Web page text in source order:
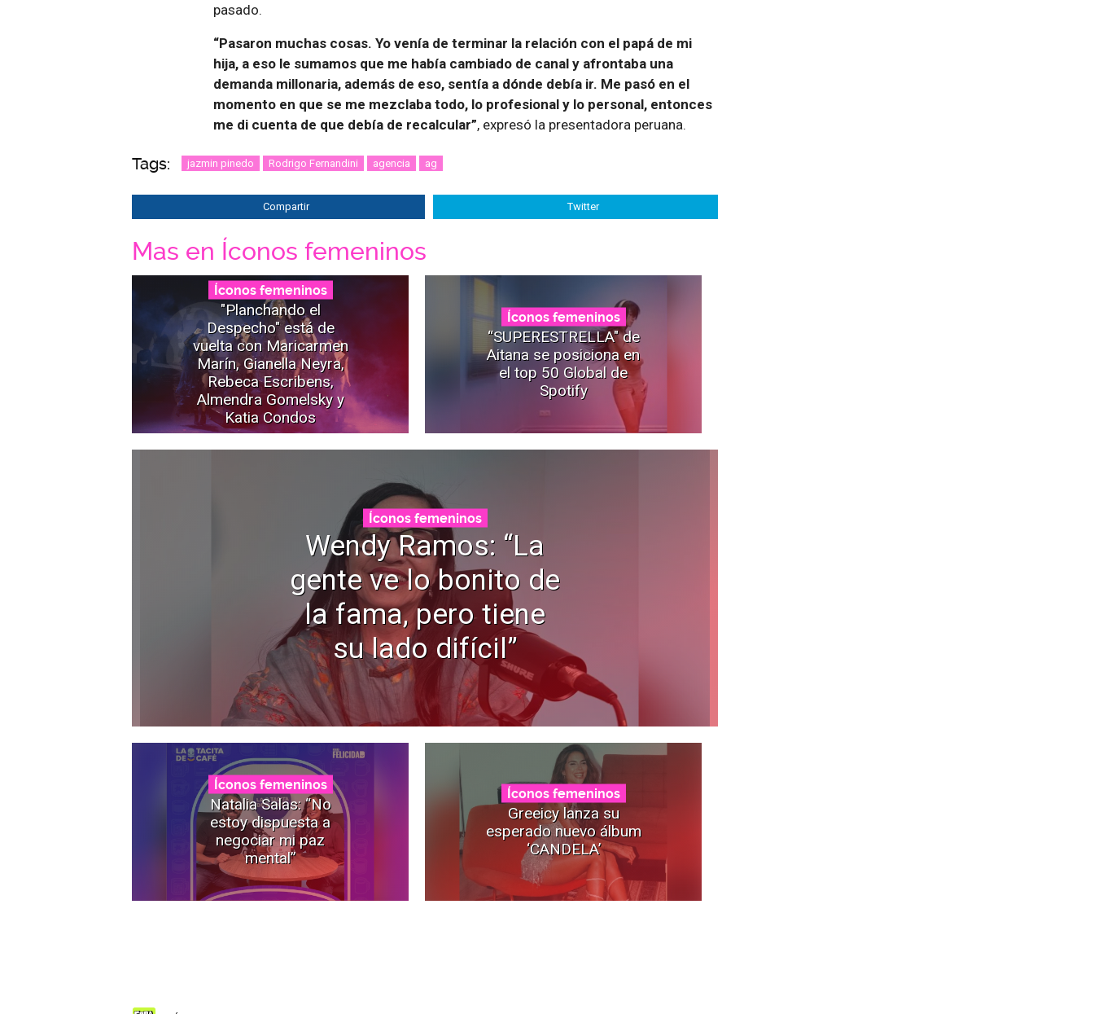
pasado.
“Pasaron muchas cosas. Yo venía de terminar la relación con el papá de mi
hija, a eso le sumamos que me había cambiado de canal y afrontaba una
demanda millonaria, además de eso, sentía a dónde debía ir. Me pasó en el
momento en que se me mezclaba todo, lo profesional y lo personal, entonces
me di cuenta de que debía de recalcular”, expresó la presentadora peruana.
Tags: jazmin pinedo Rodrigo Fernandini agencia ag
Compartir Twitter
Mas en Íconos femeninos
Íconos femeninos
"Planchando el
Despecho" está de
vuelta con Maricarmen
Marín, Gianella Neyra,
Rebeca Escribens,
Almendra Gomelsky y
Katia Condos
Íconos femeninos
“SUPERESTRELLA" de
Aitana se posiciona en
el top 50 Global de
Spotify
Íconos femeninos
Wendy Ramos: “La
gente ve lo bonito de
la fama, pero tiene
su lado difícil”
Íconos femeninos
Natalia Salas: “No
estoy dispuesta a
negociar mi paz
mental”
Íconos femeninos
Greeicy lanza su
esperado nuevo álbum
‘CANDELA’